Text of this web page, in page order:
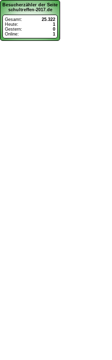
Besucherzähler der Seite
Gesamt:
25.322
Heute:
1
Gestern:
0
Online:
1
schultreffen-2017.de